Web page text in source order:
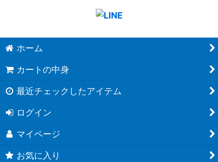
ホーム
カートの中身
最近チェックしたアイテム
ログイン
マイページ
お気に入り